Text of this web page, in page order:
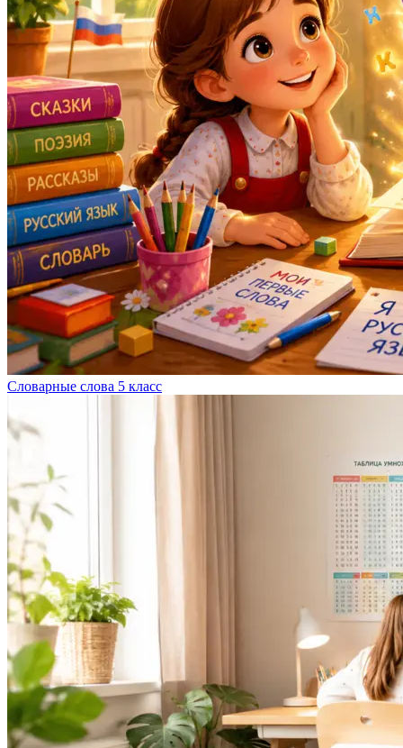
Словарные слова 5 класс